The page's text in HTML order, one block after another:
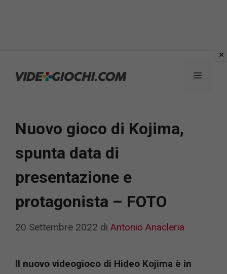
Menu
Nuovo gioco di Kojima,
spunta data di
presentazione e
protagonista – FOTO
20 Settembre 2022 di Antonio Anacleria
Il nuovo videogioco di Hideo Kojima è in